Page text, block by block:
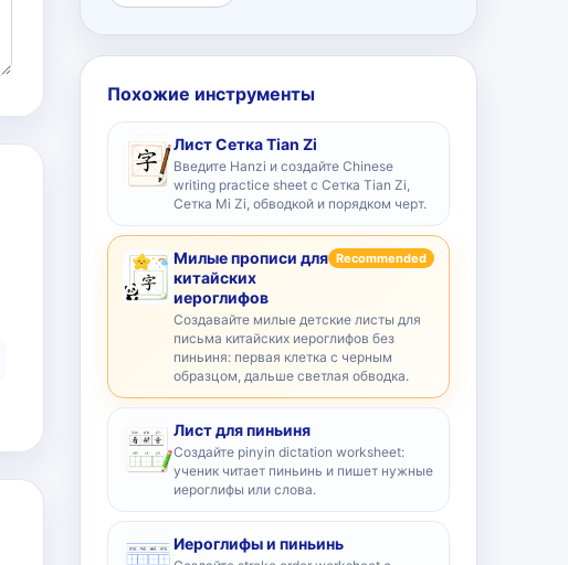
Похожие инструменты
Лист Сетка Tian Zi
Введите Hanzi и создайте Chinese
writing practice sheet с Сетка Tian Zi,
Сетка Mi Zi, обводкой и порядком черт.
Милые прописи для
китайских
иероглифов
Recommended
Создавайте милые детские листы для
письма китайских иероглифов без
пиньиня: первая клетка с черным
образцом, дальше светлая обводка.
Лист для пиньиня
Создайте pinyin dictation worksheet:
ученик читает пиньинь и пишет нужные
иероглифы или слова.
Иероглифы и пиньинь